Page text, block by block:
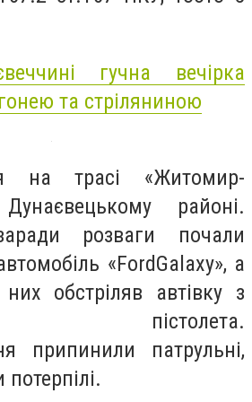
гучна вечірка
та стріляниною
на трасі «Житомир-
районі.
розваги почали
«FordGalaxy», а
обстріляв автівку з
пістолета.
припинили патрульні,